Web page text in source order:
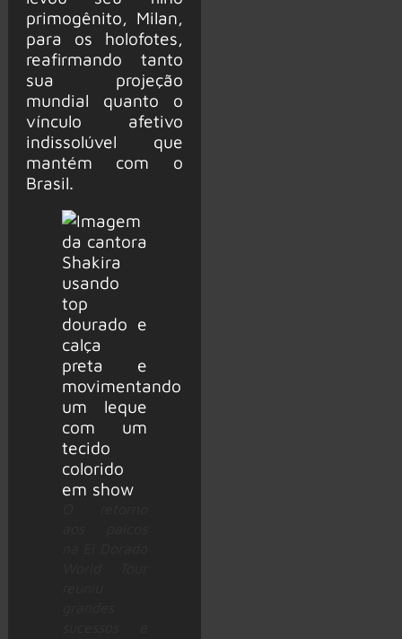
primogênito, Milan,
para os holofotes,
reafirmando tanto
sua projeção
mundial quanto o
vínculo afetivo
indissolúvel que
mantém com o
Brasil.